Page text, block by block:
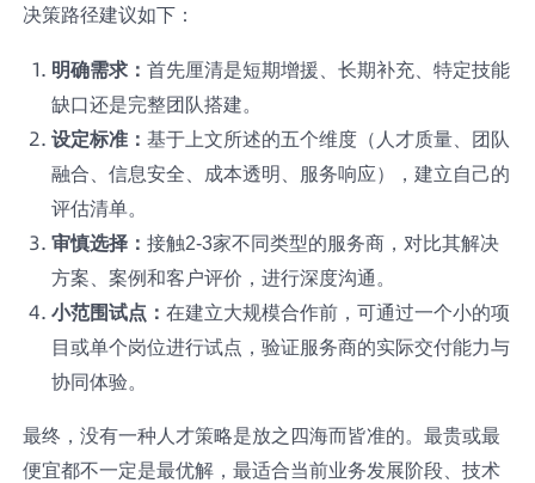
决策路径建议如下：
明确需求： 首先厘清是短期增援、长期补充、特定技能
缺口还是完整团队搭建。
设定标准： 基于上文所述的五个维度（人才质量、团队
融合、信息安全、成本透明、服务响应），建立自己的
评估清单。
审慎选择： 接触2-3家不同类型的服务商，对比其解决
方案、案例和客户评价，进行深度沟通。
小范围试点： 在建立大规模合作前，可通过一个小的项
目或单个岗位进行试点，验证服务商的实际交付能力与
协同体验。
最终，没有一种人才策略是放之四海而皆准的。最贵或最
便宜都不一定是最优解，最适合当前业务发展阶段、技术